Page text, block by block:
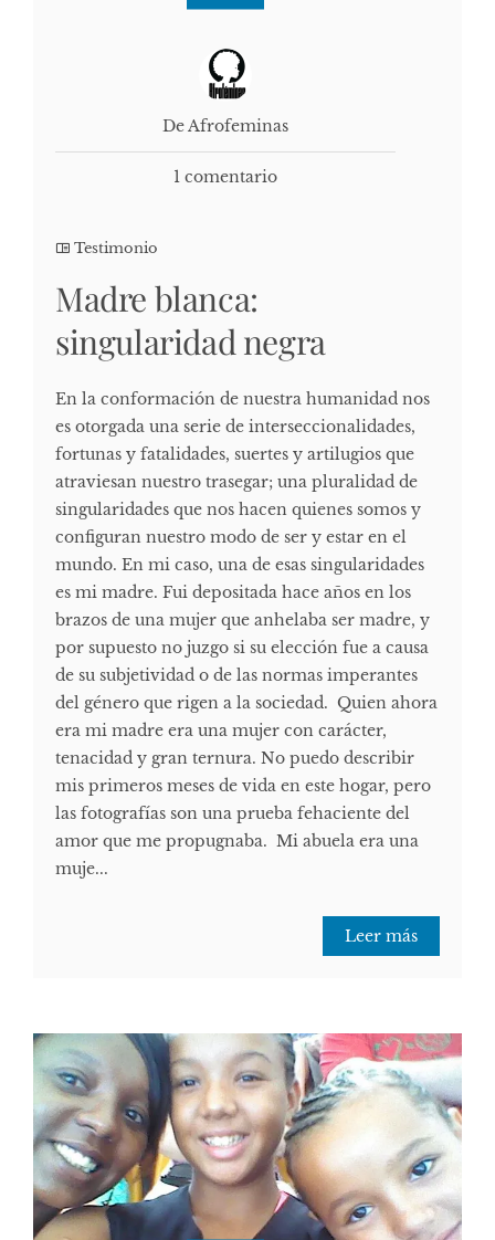
De Afrofeminas
1 comentario
Testimonio
Madre blanca:
singularidad negra
En la conformación de nuestra humanidad nos
es otorgada una serie de interseccionalidades,
fortunas y fatalidades, suertes y artilugios que
atraviesan nuestro trasegar; una pluralidad de
singularidades que nos hacen quienes somos y
configuran nuestro modo de ser y estar en el
mundo. En mi caso, una de esas singularidades
es mi madre. Fui depositada hace años en los
brazos de una mujer que anhelaba ser madre, y
por supuesto no juzgo si su elección fue a causa
de su subjetividad o de las normas imperantes
del género que rigen a la sociedad. Quien ahora
era mi madre era una mujer con carácter,
tenacidad y gran ternura. No puedo describir
mis primeros meses de vida en este hogar, pero
las fotografías son una prueba fehaciente del
amor que me propugnaba. Mi abuela era una
muje...
Leer más